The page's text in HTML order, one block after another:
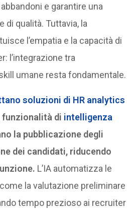
e garantire una
di qualità. Tuttavia, la
l’empatia e la capacità di
l’integrazione tra
umane resta fondamentale.
soluzioni di HR analytics
funzionalità di intelligenza
la pubblicazione degli
dei candidati, riducendo
L’IA automatizza le
la valutazione preliminare
tempo prezioso ai recruiter